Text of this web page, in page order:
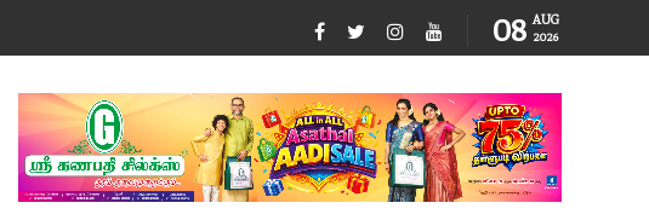
08 AUG
2026